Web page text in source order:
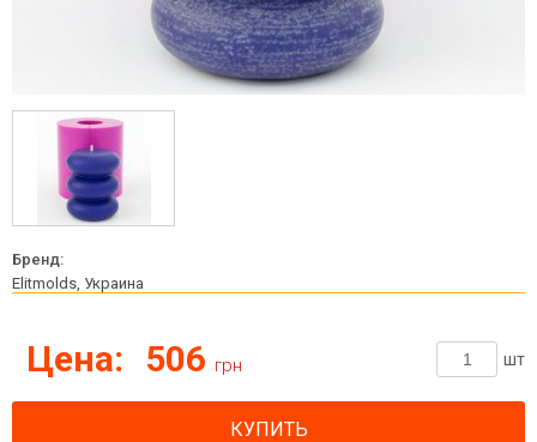
Бренд:
Elitmolds, Украина
Цена: 506 грн шт
КУПИТЬ